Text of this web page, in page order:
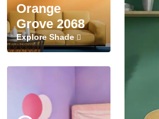
Orange
Grove 2068
Explore Shade